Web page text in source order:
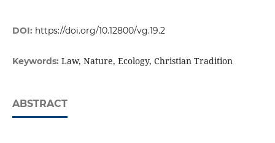
DOI: https://doi.org/10.12800/vg.19.2
Keywords: Law, Nature, Ecology, Christian Tradition
ABSTRACT